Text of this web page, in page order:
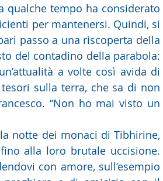
qualche tempo ha considerato
per mantenersi. Quindi, si
passo a una riscoperta della
del contadino della parabola:
a volte così avida di
sulla terra, che sa di non
“Non ho mai visto un
notte dei monaci di Tibhirine,
alla loro brutale uccisione.
con amore, sull’esempio